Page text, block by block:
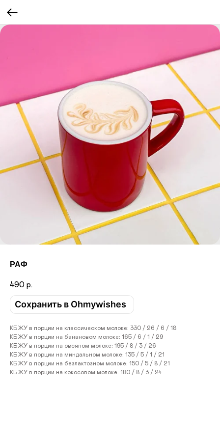
РАФ
490 р.
Сохранить в Ohmywishes
КБЖУ в порции на классическом молоке: 330 / 26 / 6 / 18
КБЖУ в порции на банановом молоке: 165 / 6 / 1 / 29
КБЖУ в порции на овсяном молоке: 195 / 8 / 3 / 26
КБЖУ в порции на миндальном молоке: 135 / 5 / 1 / 21
КБЖУ в порции на безлактозном молоке: 150 / 5 / 8 / 21
КБЖУ в порции на кокосовом молоке: 180 / 8 / 3 / 24